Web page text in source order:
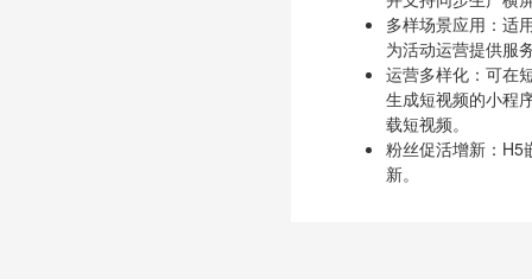
多样场景应用：适
为活动运营提供服
运营多样化：可在
生成短视频的小程
载短视频。
粉丝促活增新：H5
新。